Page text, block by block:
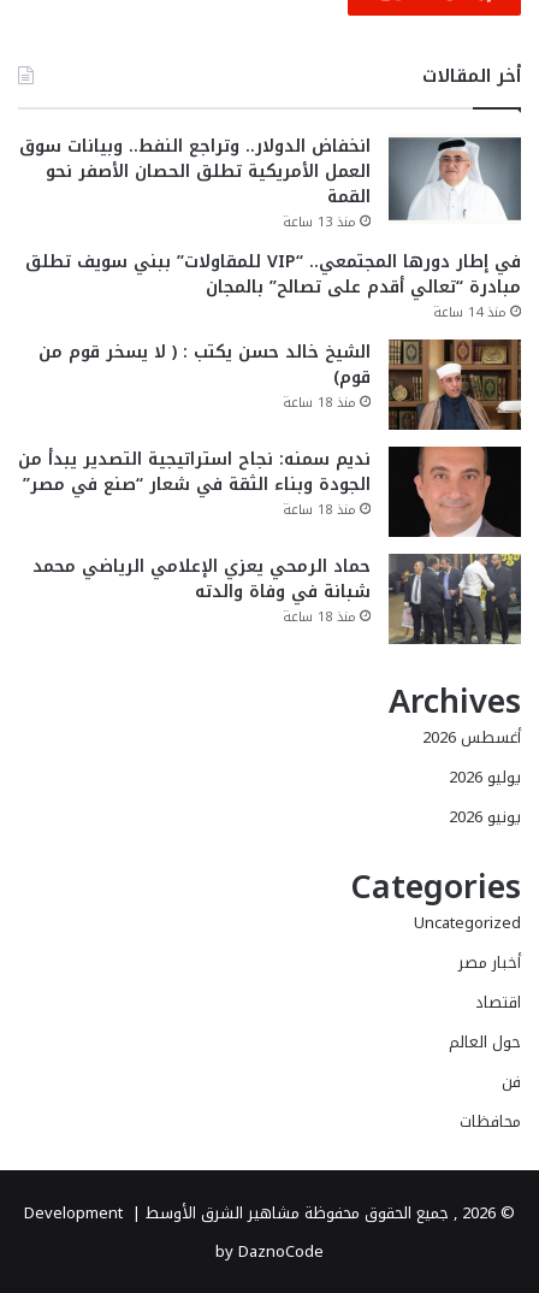
أخر المقالات
انخفاض الدولار.. وتراجع النفط.. وبيانات سوق
العمل الأمريكية تطلق الحصان الأصفر نحو
القمة
منذ 13 ساعة
في إطار دورها المجتمعي.. “VIP للمقاولات” ببني سويف تطلق
مبادرة “تعالي أقدم على تصالح” بالمجان
منذ 14 ساعة
الشيخ خالد حسن يكتب : ( لا يسخر قوم من
قوم)
منذ 18 ساعة
نديم سمنه: نجاح استراتيجية التصدير يبدأ من
الجودة وبناء الثقة في شعار “صنع في مصر”
منذ 18 ساعة
حماد الرمحي يعزي الإعلامي الرياضي محمد
شبانة في وفاة والدته
منذ 18 ساعة
Archives
أغسطس 2026
يوليو 2026
يونيو 2026
Categories
Uncategorized
أخبار مصر
اقتصاد
حول العالم
فن
محافظات
© 2026 , جميع الحقوق محفوظة مشاهير الشرق الأوسط |
Development
by DaznoCode